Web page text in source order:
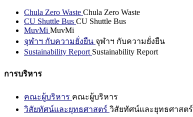
Chula Zero Waste Chula Zero Waste
CU Shuttle Bus CU Shuttle Bus
MuvMi MuvMi
จุฬาฯ กับความยั่งยืน จุฬาฯ กับความยั่งยืน
Sustainability Report Sustainability Report
การบริหาร
คณะผู้บริหาร คณะผู้บริหาร
วิสัยทัศน์และยุทธศาสตร์ วิสัยทัศน์และยุทธศาสตร์